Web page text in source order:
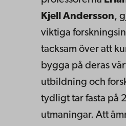
Kjell Andersson,
viktiga
tacksam över att
bygga på deras
utbildning och
tydligt tar fasta på
utmaningar. Att